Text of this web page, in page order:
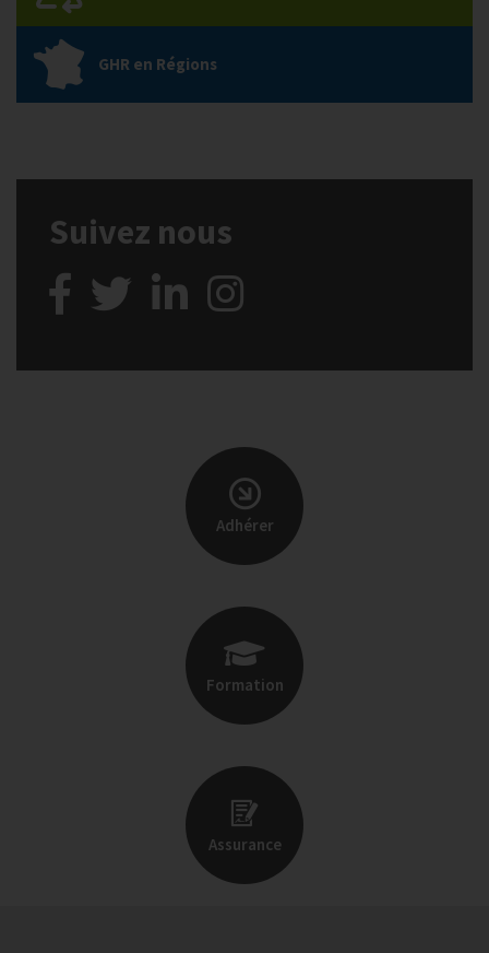
GHR en Régions
Suivez nous
Adhérer
Formation
Assurance